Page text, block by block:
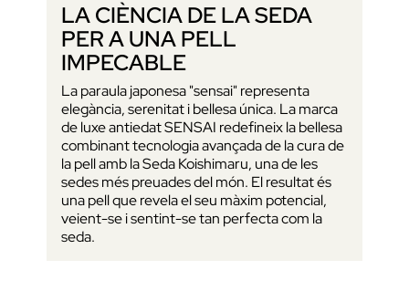
LA CIÈNCIA DE LA SEDA
PER A UNA PELL
IMPECABLE
La paraula japonesa "sensai" representa
elegància, serenitat i bellesa única. La marca
de luxe antiedat SENSAI redefineix la bellesa
combinant tecnologia avançada de la cura de
la pell amb la Seda Koishimaru, una de les
sedes més preuades del món. El resultat és
una pell que revela el seu màxim potencial,
veient-se i sentint-se tan perfecta com la
seda.